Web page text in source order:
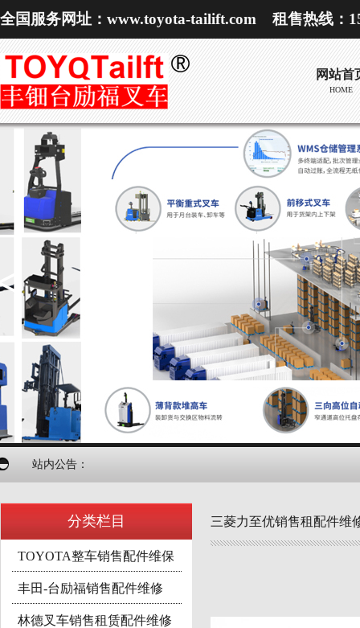
全国服务网址：www.toyota-tailift.com 租售热线：
网站首
HOME
站内公告：
分类栏目
TOYOTA整车销售配件维保
丰田-台励福销售配件维修
林德叉车销售租赁配件维修
三菱力至优销售租配件维